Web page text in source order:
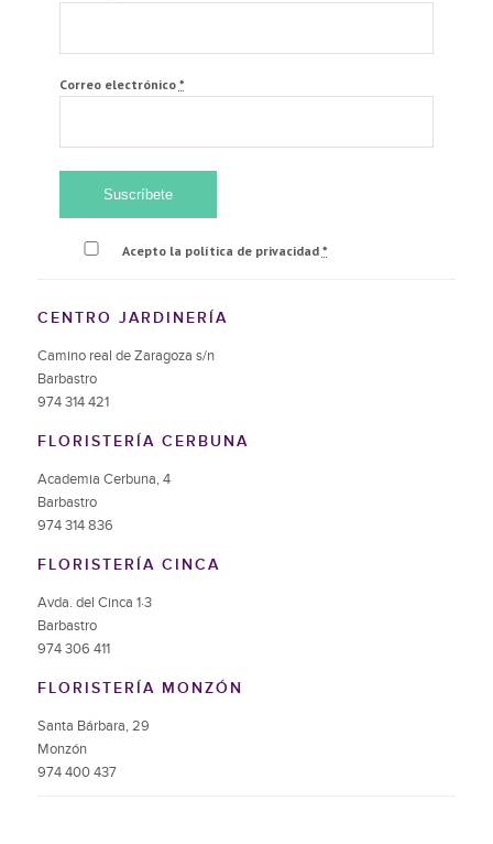
Correo electrónico *
Acepto la política de privacidad *
CENTRO JARDINERÍA
Camino real de Zaragoza s/n
Barbastro
974 314 421
FLORISTERÍA CERBUNA
Academia Cerbuna, 4
Barbastro
974 314 836
FLORISTERÍA CINCA
Avda. del Cinca 1·3
Barbastro
974 306 411
FLORISTERÍA MONZÓN
Santa Bárbara, 29
Monzón
974 400 437